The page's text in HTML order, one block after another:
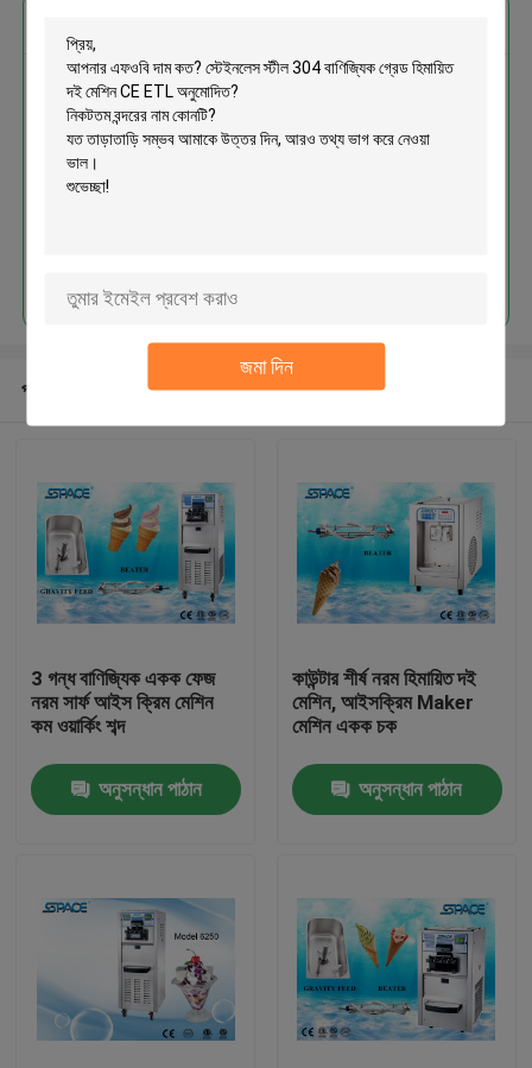
জমা দিন
বাড়ি
পণ্য
স্টেইনলেস স্টীল 304 বাণিজ্যিক গ্রেড
হিমায়িত দই মেশিন CE ETL অনুমোদিত
প্রস্তাবিত পণ্য
3 গন্ধ বাণিজ্যিক একক ফেজ
নরম সার্ফ আইস ক্রিম মেশিন
কম ওয়ার্কিং শব্দ
অনুসন্ধান পাঠান
কাউন্টার শীর্ষ নরম হিমায়িত দই
মেশিন, আইসক্রিম Maker
মেশিন একক চক
অনুসন্ধান পাঠান